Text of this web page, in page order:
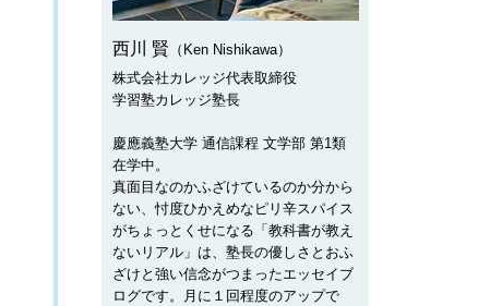
西川 賢 （Ken Nishikawa）
株式会社カレッジ代表取締役
学習塾カレッジ塾長
慶應義塾大学 通信課程 文学部 第1類
在学中。
真面目なのかふざけているのか分から
ない、忖度ひかえめなピリ辛スパイス
がちょっとくせになる「教科書が教え
ないリアル」は、塾長の優しさとおふ
ざけと強い信念がつまったエッセイブ
ログです。月に１回程度のアップで